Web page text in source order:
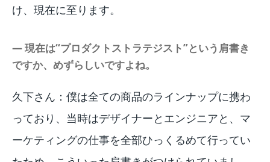
け、現在に至ります。
― 現在は“プロダクトストラテジスト”という肩書き
ですか、めずらしいですよね。
久下さん：僕は全ての商品のラインナップに携わ
っており、当時はデザイナーとエンジニアと、マ
ーケティングの仕事を全部ひっくるめて行ってい